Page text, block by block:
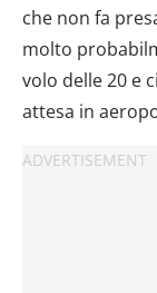
che non fa
molto
volo delle 20 e
attesa in